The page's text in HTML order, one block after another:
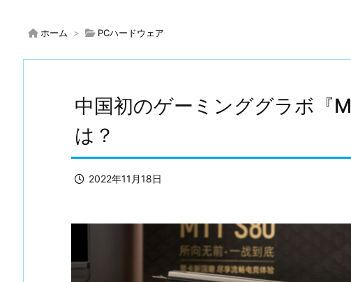
ホーム > PCハードウェア
中国初のゲーミンググラボ『
は？
2022年11月18日